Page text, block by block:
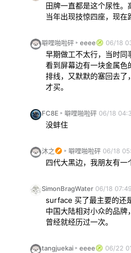
田牌一直都是这个尿性。
当年出现技惊四座，现在
噼哩啪啦砰 eeee 06/18
早期做工不太行，当时
看到屏幕边有一块金属色
排线，又默默的塞回去
才买。
FC8E 噼哩啪啦砰 06/18
没蚌住
沐之 噼哩啪啦砰 06/18
四代大黑边，我朋友有一
SimonBragWater 06/18 07:49
surface 买了最主要的还
中国大陆相对小众的品
曾经就经历过一次。
tangjuekai eeee 06/22